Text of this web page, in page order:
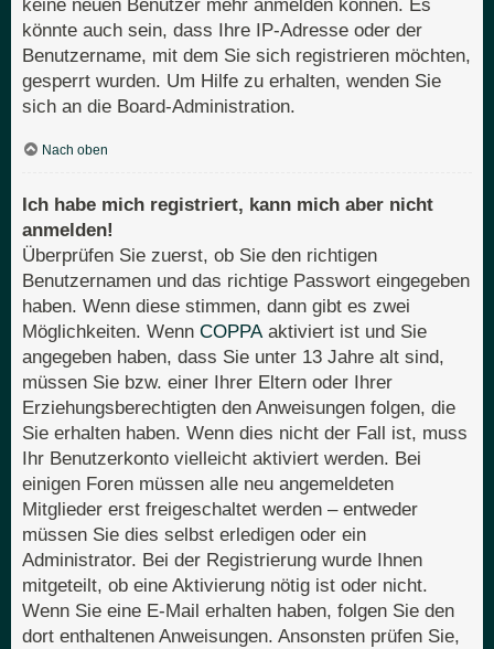
keine neuen Benutzer mehr anmelden können. Es
könnte auch sein, dass Ihre IP-Adresse oder der
Benutzername, mit dem Sie sich registrieren möchten,
gesperrt wurden. Um Hilfe zu erhalten, wenden Sie
sich an die Board-Administration.
Nach oben
Ich habe mich registriert, kann mich aber nicht
anmelden!
Überprüfen Sie zuerst, ob Sie den richtigen
Benutzernamen und das richtige Passwort eingegeben
haben. Wenn diese stimmen, dann gibt es zwei
Möglichkeiten. Wenn COPPAaktiviert ist und Sie
angegeben haben, dass Sie unter 13 Jahre alt sind,
müssen Sie bzw. einer Ihrer Eltern oder Ihrer
Erziehungsberechtigten den Anweisungen folgen, die
Sie erhalten haben. Wenn dies nicht der Fall ist, muss
Ihr Benutzerkonto vielleicht aktiviert werden. Bei
einigen Foren müssen alle neu angemeldeten
Mitglieder erst freigeschaltet werden – entweder
müssen Sie dies selbst erledigen oder ein
Administrator. Bei der Registrierung wurde Ihnen
mitgeteilt, ob eine Aktivierung nötig ist oder nicht.
Wenn Sie eine E-Mail erhalten haben, folgen Sie den
dort enthaltenen Anweisungen. Ansonsten prüfen Sie,